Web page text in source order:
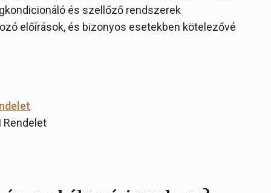
és szellőző rendszerek
előírások, és bizonyos esetekben kötelezővé
Rendelet